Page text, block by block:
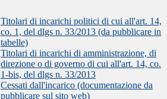
Titolari di incarichi politici di cui all'art. 14,
co. 1, del dlgs n. 33/2013 (da pubblicare in
tabelle)
Titolari di incarichi di amministrazione, di
direzione o di governo di cui all'art. 14, co.
1-bis, del dlgs n. 33/2013
Cessati dall'incarico (documentazione da
pubblicare sul sito web)